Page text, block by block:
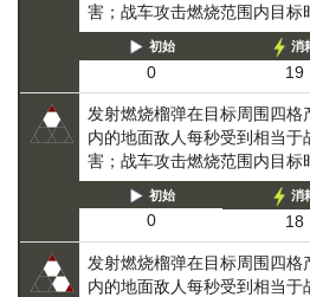
害；战车攻击燃烧范围内目标
初始
0
消
19
发射燃烧榴弹在目标周围四格
内的地面敌人每秒受到相当于
害；战车攻击燃烧范围内目标
初始
0
消
18
发射燃烧榴弹在目标周围四格
内的地面敌人每秒受到相当于